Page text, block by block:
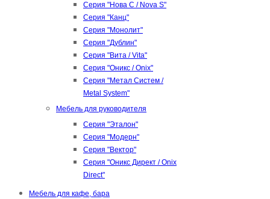
Серия "Нова С / Nova S"
Серия "Канц"
Серия "Монолит"
Серия "Дублин"
Серия "Вита / Vita"
Серия "Оникс / Onix"
Серия "Метал Систем /
Metal System"
Мебель для руководителя
Серия "Эталон"
Серия "Модерн"
Серия "Вектор"
Серия "Оникс Директ / Onix
Direct"
Мебель для кафе, бара